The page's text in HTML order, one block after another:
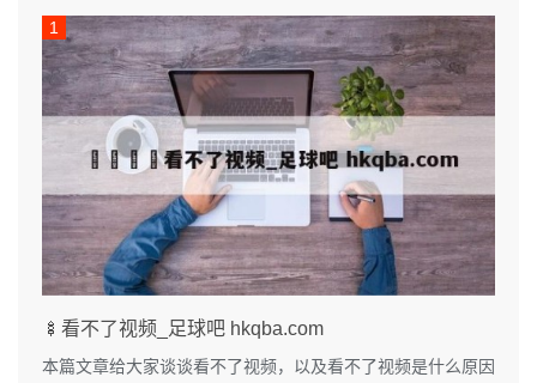
🍢看不了视频_足球吧 hkqba.com
本篇文章给大家谈谈看不了视频，以及看不了视频是什么原因